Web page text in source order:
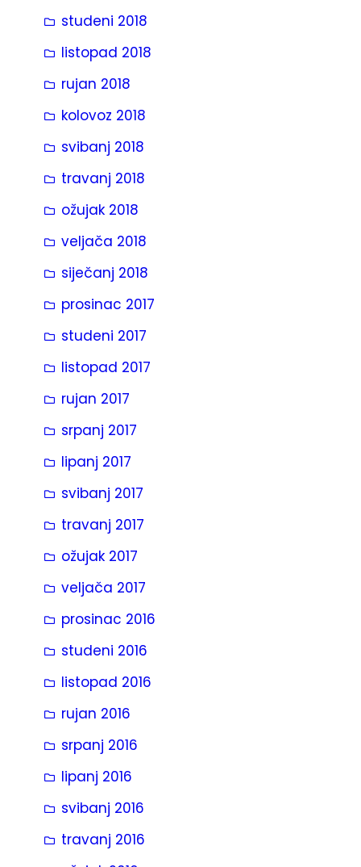
studeni 2018
listopad 2018
rujan 2018
kolovoz 2018
svibanj 2018
travanj 2018
ožujak 2018
veljača 2018
siječanj 2018
prosinac 2017
studeni 2017
listopad 2017
rujan 2017
srpanj 2017
lipanj 2017
svibanj 2017
travanj 2017
ožujak 2017
veljača 2017
prosinac 2016
studeni 2016
listopad 2016
rujan 2016
srpanj 2016
lipanj 2016
svibanj 2016
travanj 2016